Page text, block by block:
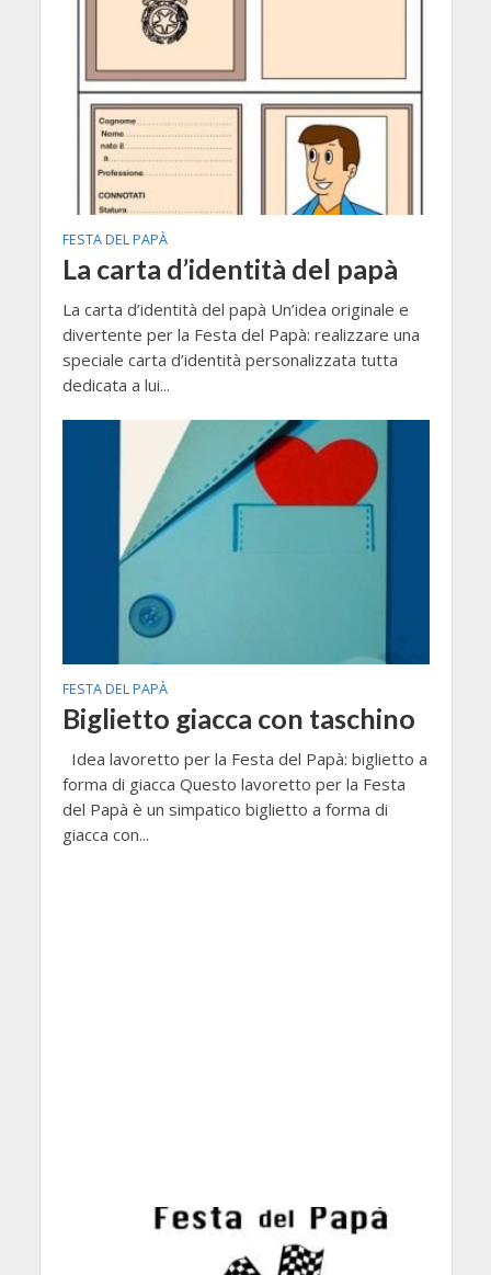
FESTA DEL PAPÀ
La carta d’identità del papà
La carta d’identità del papà Un’idea originale e
divertente per la Festa del Papà: realizzare una
speciale carta d’identità personalizzata tutta
dedicata a lui...
FESTA DEL PAPÀ
Biglietto giacca con taschino
Idea lavoretto per la Festa del Papà: biglietto a
forma di giacca Questo lavoretto per la Festa
del Papà è un simpatico biglietto a forma di
giacca con...